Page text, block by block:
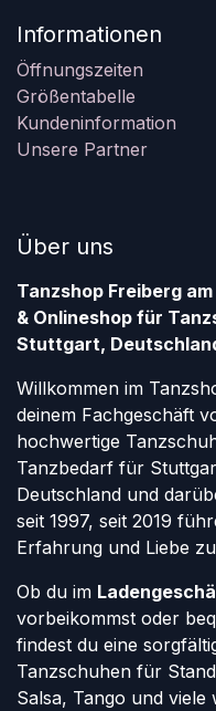
Informationen
Öffnungszeiten
Größentabelle
Kundeninformation
Unsere Partner
Über uns
Tanzshop Freiberg
& Onlineshop für
Stuttgart,
Willkommen im
deinem Fachgeschäft
hochwertige
Tanzbedarf für
Deutschland und
seit 1997, seit 2019
Erfahrung und Liebe
Ob du im
vorbeikommst oder
findest du eine
Tanzschuhen für
Salsa, Tango und